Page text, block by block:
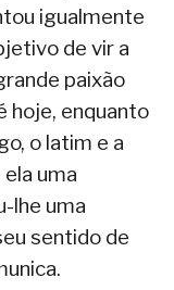
igualmente
de vir a
paixão
hoje, enquanto
o latim e a
uma
lhe uma
sentido de